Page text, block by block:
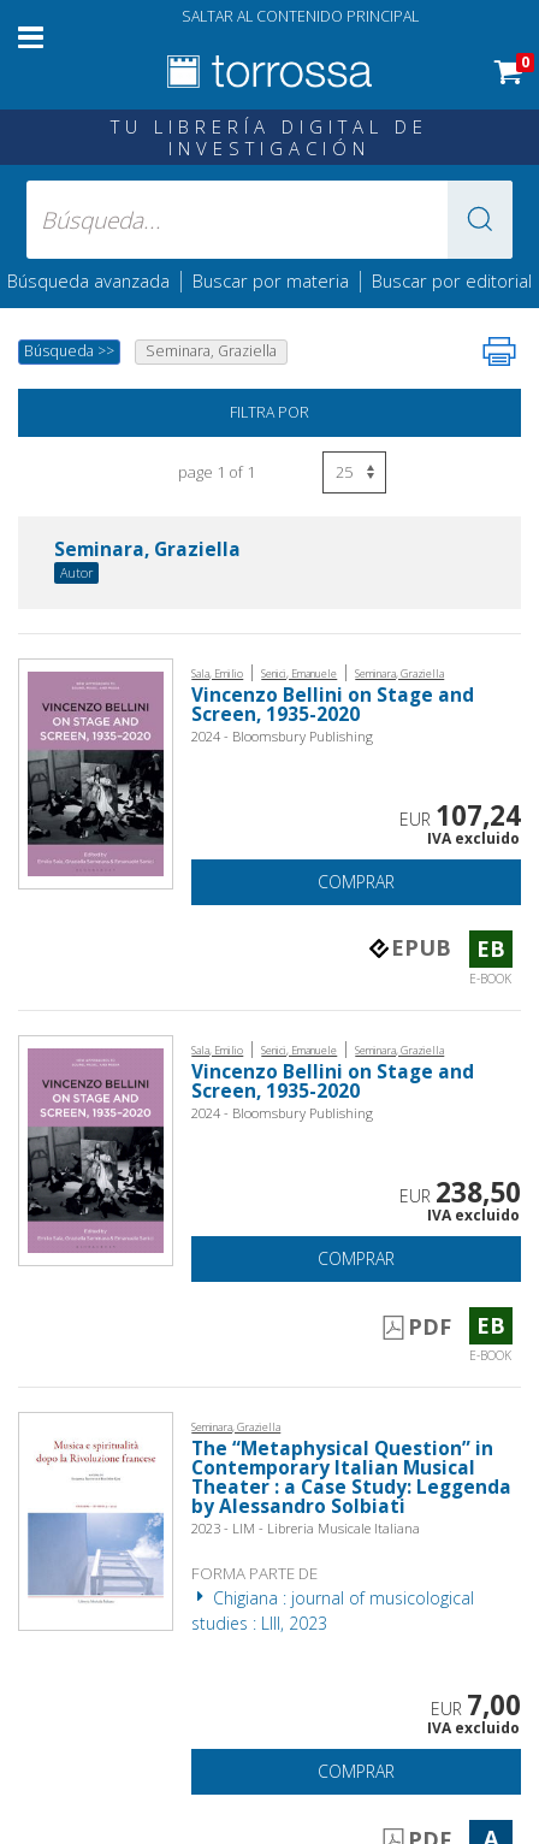
SALTAR AL CONTENIDO PRINCIPAL
0
TU LIBRERÍA DIGITAL DE
INVESTIGACIÓN
Búsqueda avanzada | Buscar por materia | Buscar por editorial
Búsqueda >> Seminara, Graziella
FILTRA POR
page 1 of 1
Seminara, Graziella
Autor
Sala, Emilio | Senici, Emanuele | Seminara, Graziella
Vincenzo Bellini on Stage and
Screen, 1935-2020
2024 - Bloomsbury Publishing
EUR 107,24
IVA excluido
COMPRAR
EPUB EB
E-BOOK
Sala, Emilio | Senici, Emanuele | Seminara, Graziella
Vincenzo Bellini on Stage and
Screen, 1935-2020
2024 - Bloomsbury Publishing
EUR 238,50
IVA excluido
COMPRAR
PDF EB
E-BOOK
Seminara, Graziella
The “Metaphysical Question” in
Contemporary Italian Musical
Theater : a Case Study: Leggenda
by Alessandro Solbiati
2023 - LIM - Libreria Musicale Italiana
FORMA PARTE DE
Chigiana : journal of musicological
studies : LIII, 2023
EUR 7,00
IVA excluido
COMPRAR
A